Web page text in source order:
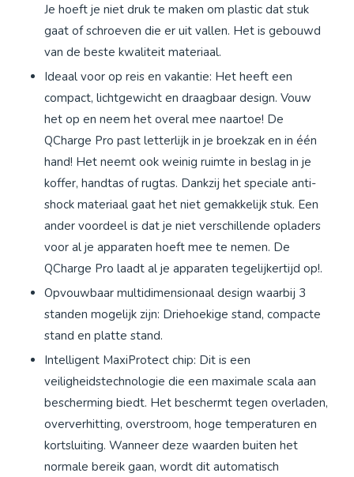
Je hoeft je niet druk te maken om plastic dat stuk
gaat of schroeven die er uit vallen. Het is gebouwd
van de beste kwaliteit materiaal.
Ideaal voor op reis en vakantie: Het heeft een
compact, lichtgewicht en draagbaar design. Vouw
het op en neem het overal mee naartoe! De
QCharge Pro past letterlijk in je broekzak en in één
hand! Het neemt ook weinig ruimte in beslag in je
koffer, handtas of rugtas. Dankzij het speciale anti-
shock materiaal gaat het niet gemakkelijk stuk. Een
ander voordeel is dat je niet verschillende opladers
voor al je apparaten hoeft mee te nemen. De
QCharge Pro laadt al je apparaten tegelijkertijd op!.
Opvouwbaar multidimensionaal design waarbij 3
standen mogelijk zijn: Driehoekige stand, compacte
stand en platte stand.
Intelligent MaxiProtect chip: Dit is een
veiligheidstechnologie die een maximale scala aan
bescherming biedt. Het beschermt tegen overladen,
oververhitting, overstroom, hoge temperaturen en
kortsluiting. Wanneer deze waarden buiten het
normale bereik gaan, wordt dit automatisch